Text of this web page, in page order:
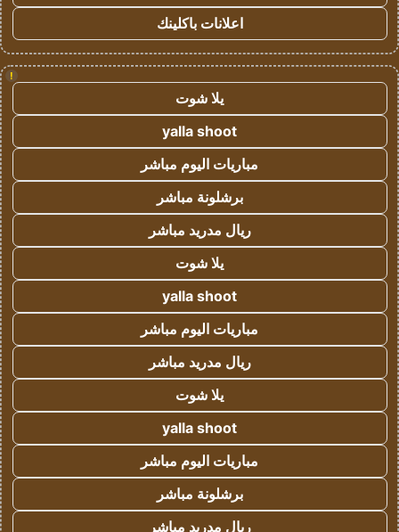
اعلانات باكلينك
!
يلا شوت
yalla shoot
مباريات اليوم مباشر
برشلونة مباشر
ريال مدريد مباشر
يلا شوت
yalla shoot
مباريات اليوم مباشر
ريال مدريد مباشر
يلا شوت
yalla shoot
مباريات اليوم مباشر
برشلونة مباشر
ريال مدريد مباشر